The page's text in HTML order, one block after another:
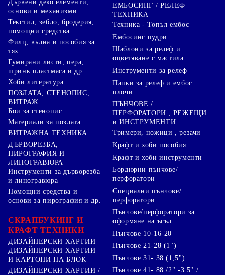
Дървени деко елементи,
основи и механизми
Текстил, зебло, бродерия,
помощни средства
Филц, вълна и пособия за
тях
Гумирани листи, пера,
шринк пластмаса и др.
Хоби литература
ПОЗЛАТА, СТЕНОПИС,
ВИТРАЖ
Бои за стенопис
Материали за позлата
ВИТРАЖНА ТЕХНИКА
ДЪРВОРЕЗБА,
ПИРОГРАФИЯ И
ЛИНОГРАВЮРА
Инструменти за дърворезба
и линогравюра
Помощни средства и
основи за пирография и др.
СКРАПБУКИНГ И
КРАФТ ТЕХНИКИ
ДИЗАЙНЕРСКИ ХАРТИИ
ДИЗАЙНЕРСКИ ХАРТИИ
И КАРТОНИ НА БЛОК
ДИЗАЙНЕРСКИ ХАРТИИ /
ЕМБОСИНГ / РЕЛЕФ
ТЕХНИКА
Техника - Топъл ембос
Ембосинг пудри
Шаблони за релеф и
оцветяване с мастила
Инструменти за релеф
Папки за релеф и ембос
плочи
ПЪНЧОВЕ /
ПЕРФОРАТОРИ , РЕЖЕЩИ
и ИНСТРУМЕНТИ
Тримери, ножици , резачи
Крафт и хоби пособия
Крафт и хоби инструменти
Бордюрни пънчове/
перфоратори
Специални пънчове/
перфоратори
Пънчове/перфоратори за
оформяне на ъгъл
Пънчове 10-16-20
Пънчове 21-28 (1")
Пънчове 31- 38 (1,5")
Пънчове 41- 88 /2" -3.5" /